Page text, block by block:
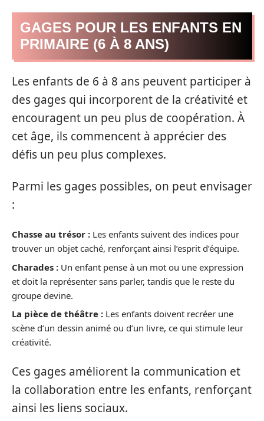
GAGES POUR LES ENFANTS EN
PRIMAIRE (6 À 8 ANS)
Les enfants de 6 à 8 ans peuvent participer à
des gages qui incorporent de la créativité et
encouragent un peu plus de coopération. À
cet âge, ils commencent à apprécier des
défis un peu plus complexes.
Parmi les gages possibles, on peut envisager
:
Chasse au trésor : Les enfants suivent des indices pour
trouver un objet caché, renforçant ainsi l’esprit d’équipe.
Charades : Un enfant pense à un mot ou une expression
et doit la représenter sans parler, tandis que le reste du
groupe devine.
La pièce de théâtre : Les enfants doivent recréer une
scène d’un dessin animé ou d’un livre, ce qui stimule leur
créativité.
Ces gages améliorent la communication et
la collaboration entre les enfants, renforçant
ainsi les liens sociaux.